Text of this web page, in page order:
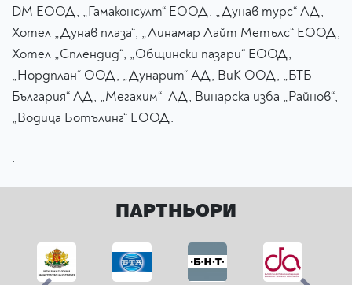
DM ЕООД, „Гамаконсулт“ ЕООД, „Дунав турс“ АД,
Хотел „Дунав плаза“, „Линамар Лайт Метълс“ ЕООД,
Хотел „Сплендид“, „Общински пазари“ ЕООД,
„Нордплан“ ООД, „Дунарит“ АД, ВиК ООД, „БТБ
България“ АД, „Мегахим“ АД, Винарска изба „Райнов“,
„Водица Ботълинг“ ЕООД.
.
ПАРТНЬОРИ